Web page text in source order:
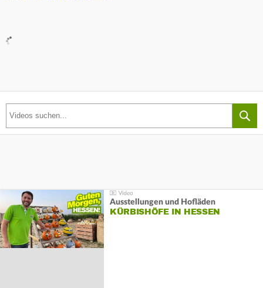
Ausstellungen und Hofläden
KÜRBISHÖFE IN HESSEN